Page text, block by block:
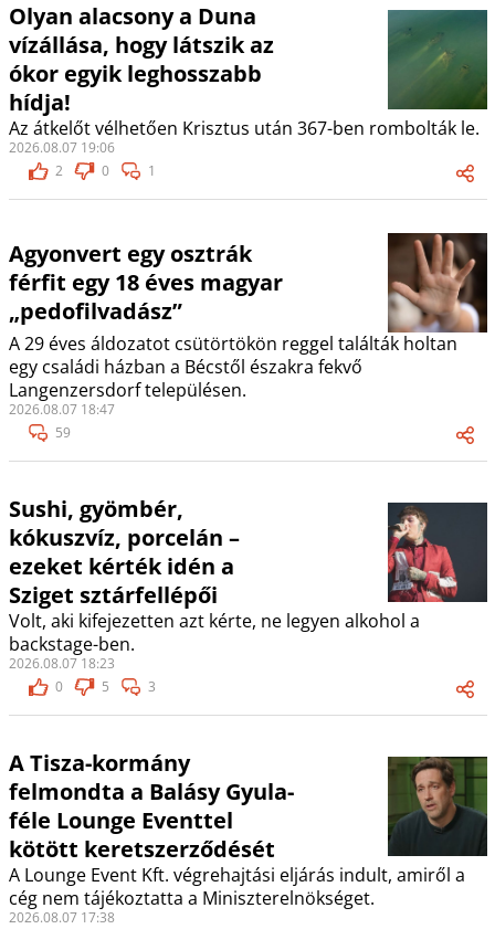
Olyan alacsony a Duna
vízállása, hogy látszik az
ókor egyik leghosszabb
hídja!
Az átkelőt vélhetően Krisztus után 367-ben rombolták le.
2026.08.07 19:06
2
0 1
Agyonvert egy osztrák
férfit egy 18 éves magyar
„pedofilvadász”
A 29 éves áldozatot csütörtökön reggel találták holtan
egy családi házban a Bécstől északra fekvő
Langenzersdorf településen.
2026.08.07 18:47
59
Sushi, gyömbér,
kókuszvíz, porcelán –
ezeket kérték idén a
Sziget sztárfellépői
Volt, aki kifejezetten azt kérte, ne legyen alkohol a
backstage-ben.
2026.08.07 18:23
0
5 3
A Tisza-kormány
felmondta a Balásy Gyula-
féle Lounge Eventtel
kötött keretszerződését
A Lounge Event Kft. végrehajtási eljárás indult, amiről a
cég nem tájékoztatta a Miniszterelnökséget.
2026.08.07 17:38